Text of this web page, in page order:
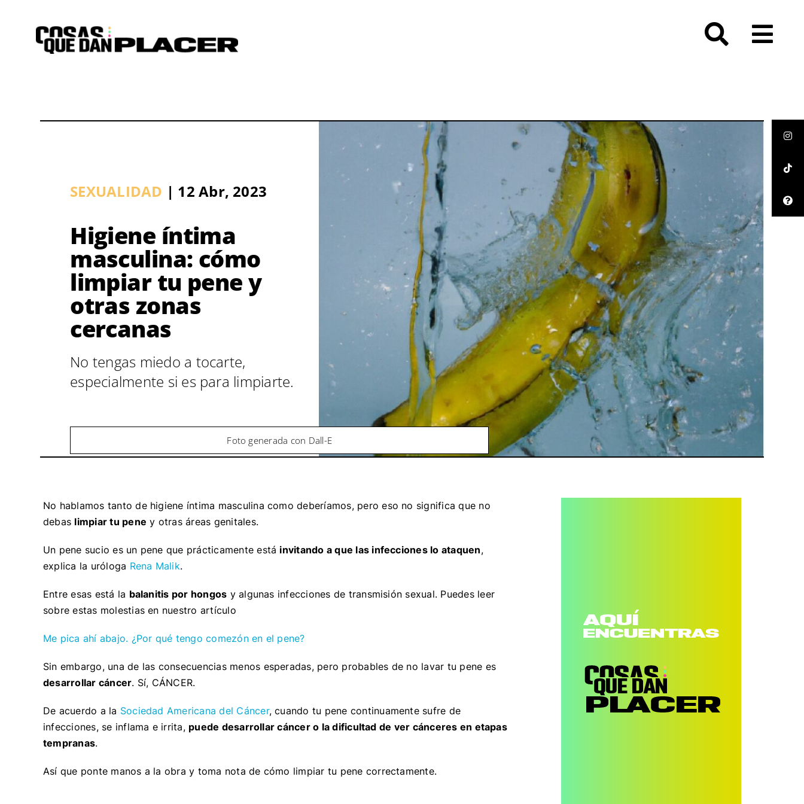
contenido
SEXUALIDAD | 12 Abr, 2023
Higiene íntima
masculina: cómo
limpiar tu pene y
otras zonas
cercanas
No tengas miedo a tocarte,
especialmente si es para limpiarte.
Foto generada con Dall-E
No hablamos tanto de higiene íntima masculina como deberíamos, pero eso no significa que no
debas limpiar tu pene y otras áreas genitales.
Un pene sucio es un pene que prácticamente está invitando a que las infecciones lo ataquen,
explica la uróloga Rena Malik.
Entre esas está la balanitis por hongos y algunas infecciones de transmisión sexual. Puedes leer
sobre estas molestias en nuestro artículo
Me pica ahí abajo. ¿Por qué tengo comezón en el pene?
Sin embargo, una de las consecuencias menos esperadas, pero probables de no lavar tu pene es
desarrollar cáncer. Sí, CÁNCER.
De acuerdo a la Sociedad Americana del Cáncer, cuando tu pene continuamente sufre de
infecciones, se inflama e irrita, puede desarrollar cáncer o la dificultad de ver cánceres en etapas
tempranas.
Así que ponte manos a la obra y toma nota de cómo limpiar tu pene correctamente.